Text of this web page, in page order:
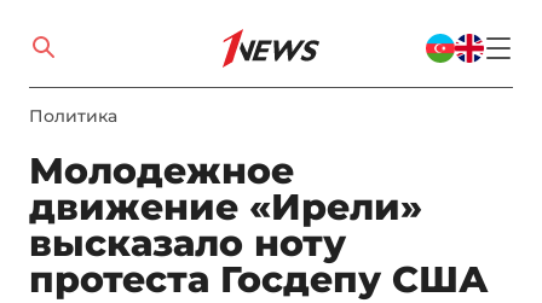
Политика
Молодежное
движение «Ирели»
высказало ноту
протеста Госдепу США